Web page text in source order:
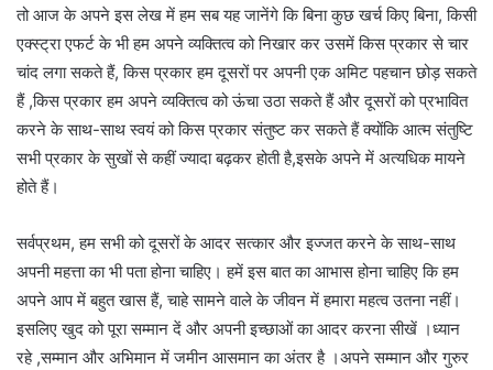
तो आज के अपने इस लेख में हम सब यह जानेंगे कि बिना कुछ खर्च किए बिना, किसी
एक्स्ट्रा एफर्ट के भी हम अपने व्यक्तित्व को निखार कर उसमें किस प्रकार से चार
चांद लगा सकते हैं, किस प्रकार हम दूसरों पर अपनी एक अमिट पहचान छोड़ सकते
हैं ,किस प्रकार हम अपने व्यक्तित्व को ऊंचा उठा सकते हैं और दूसरों को प्रभावित
करने के साथ-साथ स्वयं को किस प्रकार संतुष्ट कर सकते हैं क्योंकि आत्म संतुष्टि
सभी प्रकार के सुखों से कहीं ज्यादा बढ़कर होती है,इसके अपने में अत्यधिक मायने
होते हैं।
सर्वप्रथम, हम सभी को दूसरों के आदर सत्कार और इज्जत करने के साथ-साथ
अपनी महत्ता का भी पता होना चाहिए। हमें इस बात का आभास होना चाहिए कि हम
अपने आप में बहुत खास हैं, चाहे सामने वाले के जीवन में हमारा महत्व उतना नहीं।
इसलिए खुद को पूरा सम्मान दें और अपनी इच्छाओं का आदर करना सीखें ।ध्यान
रहे ,सम्मान और अभिमान में जमीन आसमान का अंतर है ।अपने सम्मान और गुरुर